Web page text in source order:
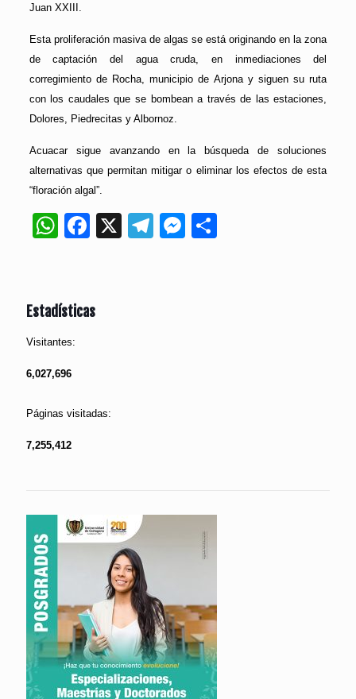
Juan XXIII.
Esta proliferación masiva de algas se está originando en la zona
de captación del agua cruda, en inmediaciones del
corregimiento de Rocha, municipio de Arjona y siguen su ruta
con los caudales que se bombean a través de las estaciones,
Dolores, Piedrecitas y Albornoz.
Acuacar sigue avanzando en la búsqueda de soluciones
alternativas que permitan mitigar o eliminar los efectos de esta
“floración algal”.
WhatsApp
Facebook
X Telegram
Messenger
Estadísticas
Visitantes:
6,027,696
Páginas visitadas:
7,255,412